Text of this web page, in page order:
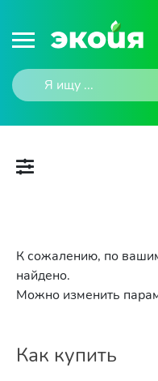
К сожалению, по
найдено.
Можно изменить
Как купить